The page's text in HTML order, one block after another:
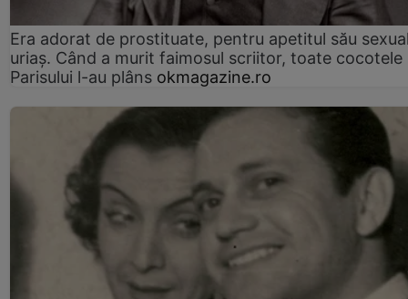
Era adorat de prostituate, pentru apetitul său
uriaș. Când a murit faimosul scriitor, toate cocotele
Parisului l-au plâns okmagazine.ro